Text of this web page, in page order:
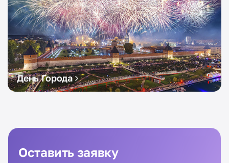
День Города
Оставить заявку